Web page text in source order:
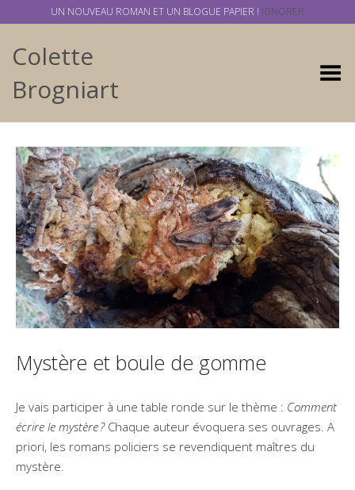
Colette
Brogniart
Basculer
Mystère et boule de gomme
Je vais participer à une table ronde sur le thème : Comment
écrire le mystère ? Chaque auteur évoquera ses ouvrages. A
priori, les romans policiers se revendiquent maîtres du
mystère.
UN NOUVEAU ROMAN ET UN BLOGUE PAPIER ! IGNORER